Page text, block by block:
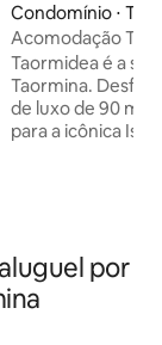
média de
Condomínio ⋅
Acomodação
Taormidea é a
Taormina.
de luxo de 90 m²
para a icônica
Wi-Fi rápido, ar-
estacionamento
local.
por